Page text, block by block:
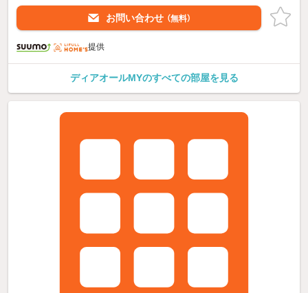
お問い合わせ （無料）
提供
ディアオールMYのすべての部屋を見る